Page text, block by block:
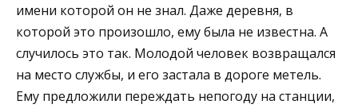
имени которой он не знал. Даже деревня, в
которой это произошло, ему была не известна. А
случилось это так. Молодой человек возвращался
на место службы, и его застала в дороге метель.
Ему предложили переждать непогоду на станции,